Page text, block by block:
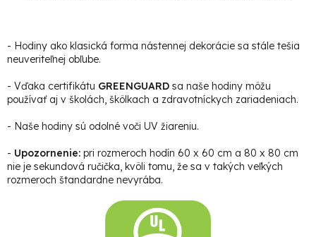
- Hodiny ako klasická forma nástennej dekorácie sa stále tešia
neuveriteľnej obľube.
- Vďaka certifikátu GREENGUARD sa naše hodiny môžu
používať aj v školách, škôlkach a zdravotníckych zariadeniach.
- Naše hodiny sú odolné voči UV žiareniu.
- Upozornenie: pri rozmeroch hodín 60 x 60 cm a 80 x 80 cm
nie je sekundová ručička, kvôli tomu, že sa v takých veľkých
rozmeroch štandardne nevyrába.